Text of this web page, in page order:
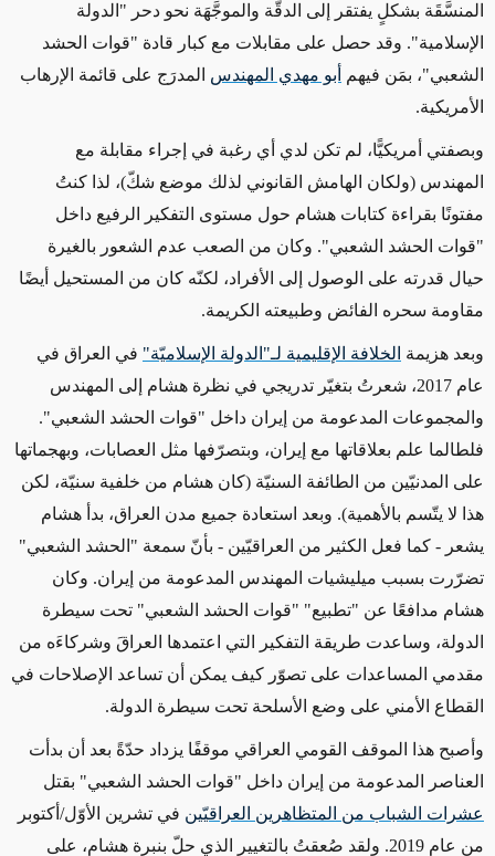
المنسَّقَة بشكلٍ يفتقر إلى الدقّة والموجَّهَة نحو دحر "الدولة
الإسلامية". وقد حصل على مقابلات مع كبار قادة "قوات الحشد
الشعبي"، بمَن فيهم
أبو مهدي المهندس المدرَج على قائمة الإرهاب
الأمريكية.
وبصفتي أمريكيًّا، لم تكن لدي أي رغبة في إجراء مقابلة مع
المهندس (ولكان الهامش القانوني لذلك موضع شكّ)، لذا كنتُ
مفتونًا بقراءة كتابات هشام حول مستوى التفكير الرفيع داخل
"قوات الحشد الشعبي". وكان من الصعب عدم الشعور بالغيرة
حيال قدرته على الوصول إلى الأفراد، لكنّه كان من المستحيل أيضًا
مقاومة سحره الفائض وطبيعته الكريمة.
وبعد هزيمة الخلافة الإقليمية لـ"الدولة الإسلاميّة" في العراق في
عام 2017، شعرتُ بتغيّر تدريجي في نظرة هشام إلى المهندس
والمجموعات المدعومة من إيران داخل "قوات الحشد الشعبي".
فلطالما علم بعلاقاتها مع إيران، وبتصرّفها مثل العصابات، وبهجماتها
على المدنيّين من الطائفة السنيّة (كان هشام من خلفية سنيّة، لكن
هذا لا يتّسم بالأهمية). وبعد استعادة جميع مدن العراق، بدأ هشام
يشعر - كما فعل الكثير من العراقيّين - بأنّ سمعة "الحشد الشعبي"
تضرّرت بسبب ميليشيات المهندس المدعومة من إيران. وكان
هشام مدافعًا عن "تطبيع" "قوات الحشد الشعبي" تحت سيطرة
الدولة، وساعدت طريقة التفكير التي اعتمدها العراقَ وشركاءَه من
مقدمي المساعدات على تصوّر كيف يمكن أن تساعد الإصلاحات في
القطاع الأمني على وضع الأسلحة تحت سيطرة الدولة.
وأصبح هذا الموقف القومي العراقي موقفًا يزداد حدّةً بعد أن بدأت
العناصر المدعومة من إيران داخل "قوات الحشد الشعبي" بقتل
عشرات الشباب من المتظاهرين العراقيّين في تشرين الأوّل/أكتوبر
من عام 2019. ولقد صُعقتُ بالتغيير الذي حلّ بنبرة هشام، على